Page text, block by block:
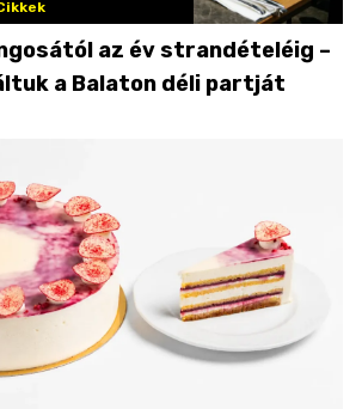
az év strandételéig –
a Balaton déli partját